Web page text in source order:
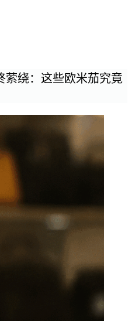
萦绕：这些欧米茄究竟